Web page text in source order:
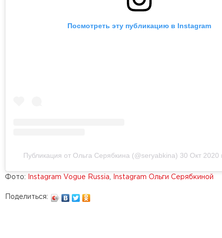
Посмотреть эту публикацию в Instagram
Публикация от Ольга Серябкина (@seryabkina) 30 Окт 2020
Фото: Instagram Vogue Russia Instagram Ольги Серябкиной
Поделиться: